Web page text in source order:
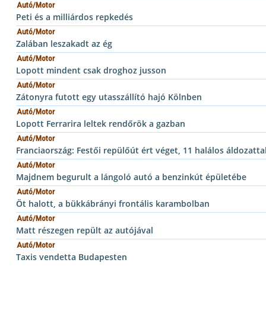
Autó/Motor
Peti és a milliárdos repkedés
Autó/Motor
Zalában leszakadt az ég
Autó/Motor
Lopott mindent csak droghoz jusson
Autó/Motor
Zátonyra futott egy utasszállító hajó Kölnben
Autó/Motor
Lopott Ferrarira leltek rendőrök a gazban
Autó/Motor
Franciaország: Festői repülőút ért véget, 11 halálos
Autó/Motor
Majdnem begurult a lángoló autó a benzinkút épületébe
Autó/Motor
Öt halott, a bükkábrányi frontális karambolban
Autó/Motor
Matt részegen repült az autójával
Autó/Motor
Taxis vendetta Budapesten